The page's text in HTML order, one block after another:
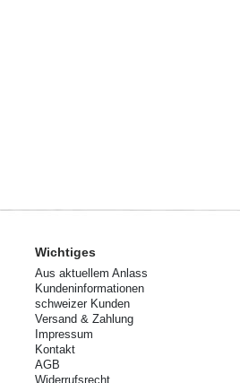
Wichtiges
Aus aktuellem Anlass
Kundeninformationen
schweizer Kunden
Versand & Zahlung
Impressum
Kontakt
AGB
Widerrufsrecht